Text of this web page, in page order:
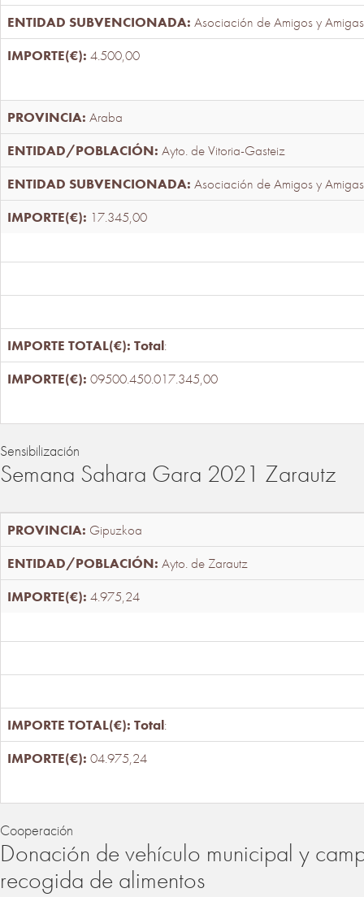
Asociación de Amigos y
4.500,00
Araba
Ayto. de Vitoria-Gasteiz
Asociación de Amigos y
17.345,00
Total:
09500.450.017.345,00
Sensibilización
Semana Sahara Gara 2021 Zarautz
Gipuzkoa
Ayto. de Zarautz
4.975,24
Total:
04.975,24
Cooperación
Donación de vehículo municipal y
recogida de alimentos